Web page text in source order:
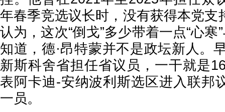
年春季竞选议长时，没有获得本党支
认为，这次“倒戈”多少带着一点“心寒
知道，德·昂特蒙并不是政坛新人。
新斯科舍省担任省议员，一干就是
表阿卡迪-安纳波利斯选区进入联邦
一员。